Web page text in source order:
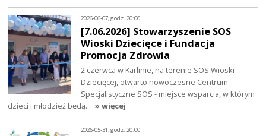
2026-06-07, godz. 20:00
[7.06.2026] Stowarzyszenie SOS
Wioski Dziecięce i Fundacja
Promocja Zdrowia
2 czerwca w Karlinie, na terenie SOS Wioski
Dziecięcej, otwarto nowoczesne Centrum
Specjalistyczne SOS - miejsce wsparcia, w którym
dzieci i młodzież będą… » więcej
2026-05-31, godz. 20:00